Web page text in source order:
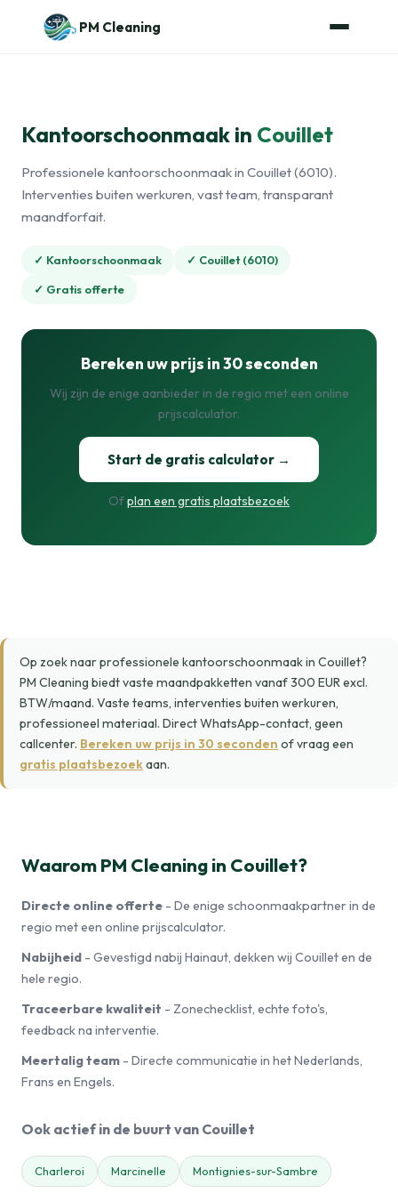
Naar de inhoud
PM Cleaning
Kantoorschoonmaak in Couillet
Professionele kantoorschoonmaak in Couillet (6010).
Interventies buiten werkuren, vast team, transparant
maandforfait.
✓ Kantoorschoonmaak ✓ Couillet (6010)
✓ Gratis offerte
Bereken uw prijs in 30 seconden
Wij zijn de enige aanbieder in de regio met een online
prijscalculator.
Start de gratis calculator →
Ofplan een gratis plaatsbezoek
Op zoek naar professionele kantoorschoonmaak in Couillet?
PM Cleaning biedt vaste maandpakketten vanaf 300 EUR excl.
BTW/maand. Vaste teams, interventies buiten werkuren,
professioneel materiaal. Direct WhatsApp-contact, geen
callcenter. Bereken uw prijs in 30 seconden of vraag een
gratis plaatsbezoekaan.
Waarom PM Cleaning in Couillet?
Directe online offerte - De enige schoonmaakpartner in de
regio met een online prijscalculator.
Nabijheid - Gevestigd nabij Hainaut, dekken wij Couillet en de
hele regio.
Traceerbare kwaliteit - Zonechecklist, echte foto's,
feedback na interventie.
Meertalig team - Directe communicatie in het Nederlands,
Frans en Engels.
Ook actief in de buurt van Couillet
Charleroi Marcinelle Montignies-sur-Sambre